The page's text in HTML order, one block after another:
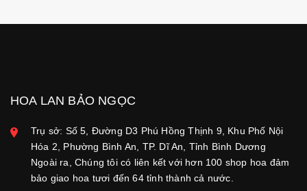
HOA LAN BẢO NGỌC
Trụ sở: Số 5, Đường D3 Phú Hồng Thịnh 9, Khu Phố Nội
Hóa 2, Phường Bình An, TP. Dĩ An, Tỉnh Bình Dương
Ngoài ra, Chúng tôi có liên kết với hơn 100 shop hoa đảm
bảo giao hoa tươi đến 64 tỉnh thành cả nước.